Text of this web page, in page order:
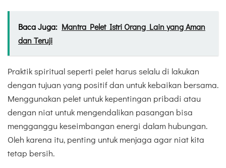
Baca Juga: Mantra Pelet Istri Orang Lain yang Aman
dan Teruji
Praktik spiritual seperti pelet harus selalu di lakukan
dengan tujuan yang positif dan untuk kebaikan bersama.
Menggunakan pelet untuk kepentingan pribadi atau
dengan niat untuk mengendalikan pasangan bisa
mengganggu keseimbangan energi dalam hubungan.
Oleh karena itu, penting untuk menjaga agar niat kita
tetap bersih.